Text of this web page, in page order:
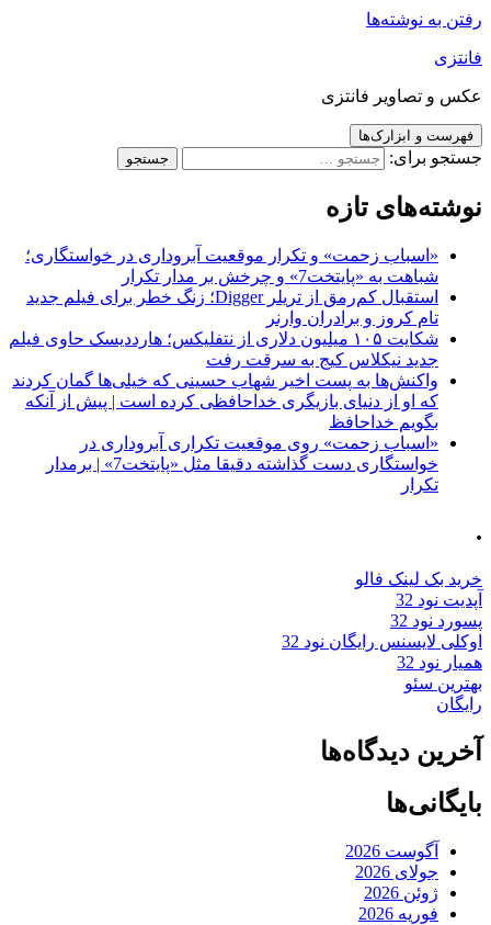
رفتن به نوشته‌ها
فانتزی
عکس و تصاویر فانتزی
فهرست و ابزارک‌ها
جستجو برای:
نوشته‌های تازه
«اسباب زحمت» و تکرار موقعیت آبروداری در خواستگاری؛
شباهت به «پایتخت7» و چرخش بر مدار تکرار
استقبال کم‌رمق از تریلر Digger؛ زنگ خطر برای فیلم جدید
تام کروز و برادران وارنر
شکایت ۱۰۵ میلیون دلاری از نتفلیکس؛ هارددیسک حاوی فیلم
جدید نیکلاس کیج به سرقت رفت
واکنش‌ها به پست اخیر شهاب حسینی که خیلی‌ها گمان کردند
که او از دنیای بازیگری خداحافظی کرده است | پیش از آنکه
بگویم خداحافظ
«اسباب زحمت» روی موقعیت تکراری آبروداری در
خواستگاری دست گذاشته دقیقا مثل «پایتخت7» | برمدار
تکرار
.
خرید بک لینک فالو
آپدیت نود 32
پسورد نود 32
اوکلی لایسنس رایگان نود 32
همیار نود 32
بهترین سئو
رایگان
آخرین دیدگاه‌ها
بایگانی‌ها
آگوست 2026
جولای 2026
ژوئن 2026
فوریه 2026